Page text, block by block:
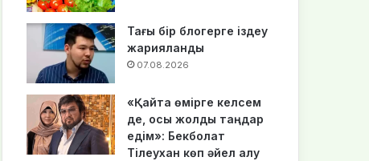
Тағы бір блогерге іздеу
жарияланды
07.08.2026
«Қайта өмірге келсем
де, осы жолды таңдар
едім»: Бекболат
Тілеухан көп әйел алу